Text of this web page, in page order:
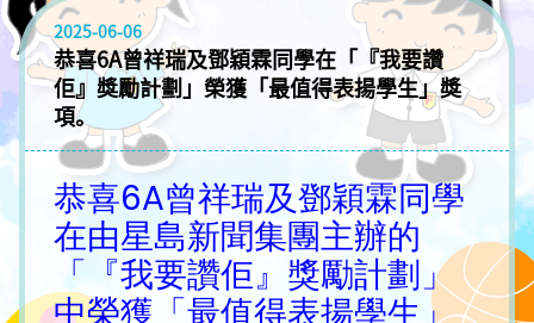
2025-06-06
恭喜6A曾祥瑞及鄧穎霖同學在「『我要讚
佢』獎勵計劃」榮獲「最值得表揚學生」獎
項。
恭喜6A曾祥瑞及鄧穎霖同學
在由星島新聞集團主辦的
「『我要讚佢』獎勵計劃」
中榮獲「最值得表揚學生」